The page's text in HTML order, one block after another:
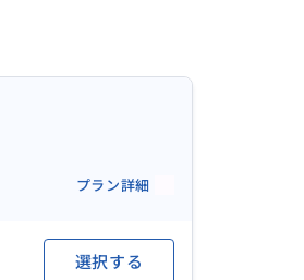
プラン詳細
選択する